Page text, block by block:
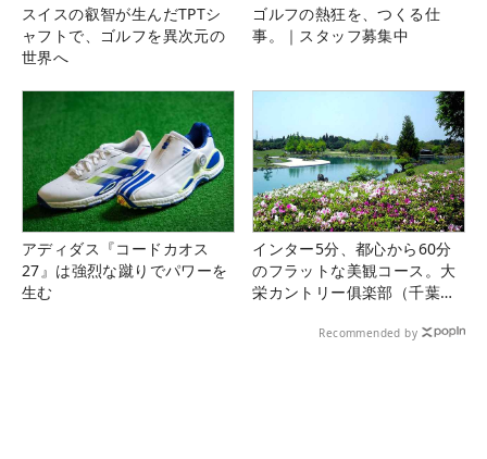
スイスの叡智が生んだTPTシ
ャフトで、ゴルフを異次元の
世界へ
ゴルフの熱狂を、つくる仕
事。｜スタッフ募集中
アディダス『コードカオス
27』は強烈な蹴りでパワーを
生む
インター5分、都心から60分
のフラットな美観コース。大
栄カントリー俱楽部（千葉
Recommended by